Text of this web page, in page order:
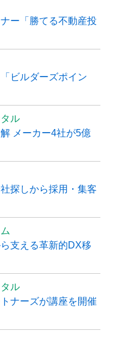
ー「勝てる不動産投
ビルダーズポイン
ル
メーカー4社が5億
探しから採用・集客
支える革新的DX移
ル
ナーズが講座を開催